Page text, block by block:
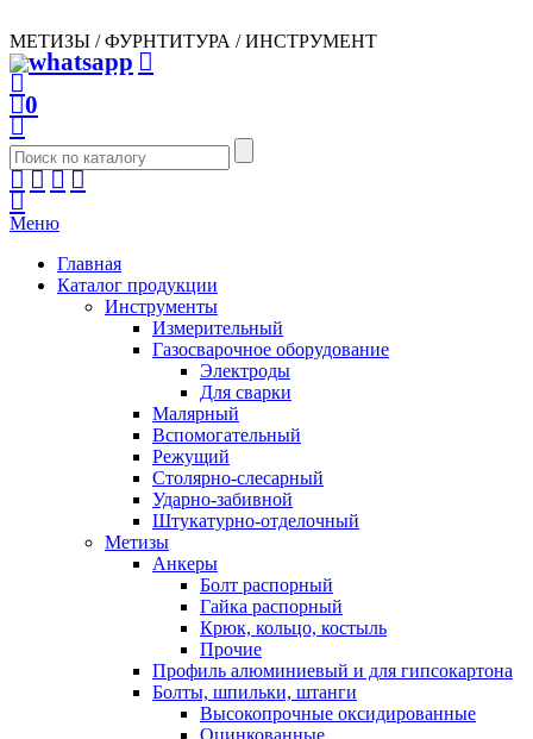
МЕТИЗЫ / ФУРНТИТУРА / ИНСТРУМЕНТ
0
Меню
Главная
Каталог продукции
Инструменты
Измерительный
Газосварочное оборудование
Электроды
Для сварки
Малярный
Вспомогательный
Режущий
Столярно-слесарный
Ударно-забивной
Штукатурно-отделочный
Метизы
Анкеры
Болт распорный
Гайка распорный
Крюк, кольцо, костыль
Прочие
Профиль алюминиевый и для гипсокартона
Болты, шпильки, штанги
Высокопрочные оксидированные
Оцинкованные